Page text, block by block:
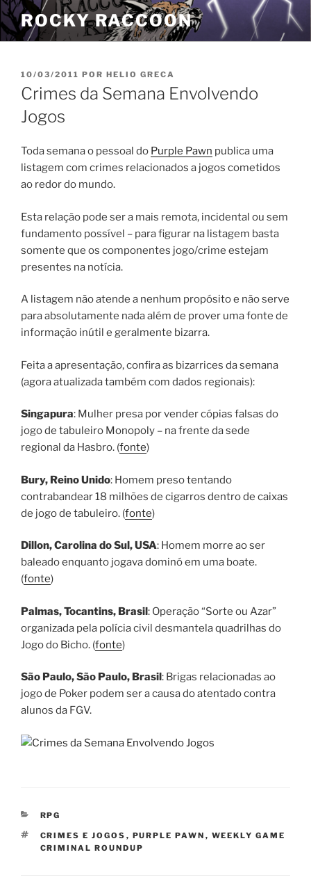
Pular
para
o
ROCKY RACCOON
PUBLICADO
EM
10/03/2011 POR HELIO GRECA
Crimes da Semana Envolvendo
Jogos
Toda semana o pessoal do Purple Pawn publica uma
listagem com crimes relacionados a jogos cometidos
ao redor do mundo.
Esta relação pode ser a mais remota, incidental ou sem
fundamento possível – para figurar na listagem basta
somente que os componentes jogo/crime estejam
presentes na notícia.
A listagem não atende a nenhum propósito e não serve
para absolutamente nada além de prover uma fonte de
informação inútil e geralmente bizarra.
Feita a apresentação, confira as bizarrices da semana
(agora atualizada também com dados regionais):
Singapura: Mulher presa por vender cópias falsas do
jogo de tabuleiro Monopoly – na frente da sede
regional da Hasbro. (fonte)
Bury, Reino Unido: Homem preso tentando
contrabandear 18 milhões de cigarros dentro de caixas
de jogo de tabuleiro. (fonte)
Dillon, Carolina do Sul, USA: Homem morre ao ser
baleado enquanto jogava dominó em uma boate.
(fonte)
Palmas, Tocantins, Brasil: Operação “Sorte ou Azar”
organizada pela polícia civil desmantela quadrilhas do
Jogo do Bicho. (fonte)
São Paulo, São Paulo, Brasil: Brigas relacionadas ao
jogo de Poker podem ser a causa do atentado contra
alunos da FGV.
CATEGORIAS
RPG
TAGS
CRIMES E JOGOS , PURPLE PAWN , WEEKLY GAME
CRIMINAL ROUNDUP